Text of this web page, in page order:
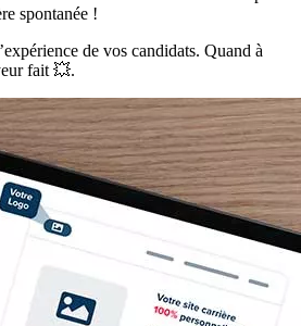
spontanée !
de vos candidats. Quand à
fait 💥.